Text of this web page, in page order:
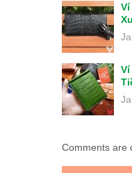
Ví
Ví
Comments are